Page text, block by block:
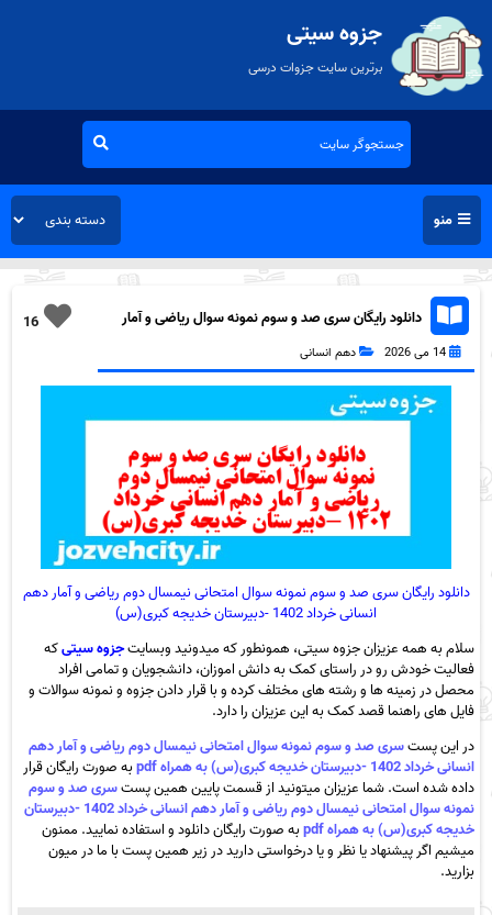
جزوه سیتی
برترین سایت جزوات درسی
منو
16
دانلود رایگان سری صد و سوم نمونه سوال ریاضی و آمار
دهم انسانی به همراه pdf
14 می 2026 دهم انسانی
دانلود رایگان سری صد و سوم نمونه سوال امتحانی نیمسال دوم ریاضی و آمار دهم
انسانی خرداد 1402 -دبیرستان خدیجه کبری(س)
سلام به همه عزیزان جزوه سیتی، همونطور که میدونید وبسایتجزوه سیتیکه
فعالیت خودش رو در راستای کمک به دانش اموزان، دانشجویان و تمامی افراد
محصل در زمینه ها و رشته های مختلف کرده و با قرار دادن جزوه و نمونه سوالات و
فایل های راهنما قصد کمک به این عزیزان را دارد.
در این پستسری صد و سوم نمونه سوال امتحانی نیمسال دوم ریاضی و آمار دهم
انسانی خرداد 1402 -دبیرستان خدیجه کبری(س) به همراه pdf
به صورت رایگان قرار
داده شده است. شما عزیزان میتونید از قسمت پایین همین پستسری صد و سوم
نمونه سوال امتحانی نیمسال دوم ریاضی و آمار دهم انسانی خرداد 1402 -دبیرستان
خدیجه کبری(س) به همراه pdf
به صورت رایگان دانلود و استفاده نمایید. ممنون
میشیم اگر پیشنهاد یا نظر و یا درخواستی دارید در زیر همین پست با ما در میون
بزارید.